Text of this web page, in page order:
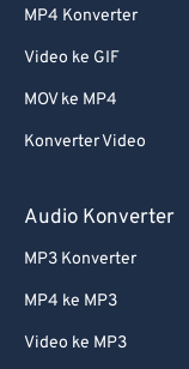
MP4 Konverter
Video ke GIF
MOV ke MP4
Konverter Video
Audio Konverter
MP3 Konverter
MP4 ke MP3
Video ke MP3